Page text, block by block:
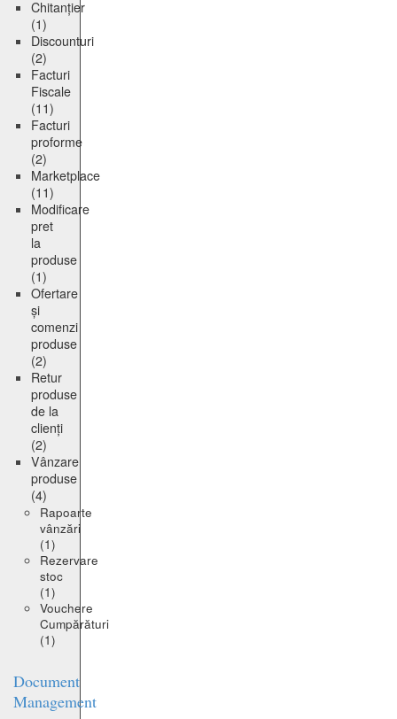
Chitanțier
(1)
Discounturi
(2)
Facturi
Fiscale
(11)
Facturi
proforme
(2)
Marketplace
(11)
Modificare
pret
la
produse
(1)
Ofertare
și
comenzi
produse
(2)
Retur
produse
de la
clienți
(2)
Vânzare
produse
(4)
Rapoarte
vânzări
(1)
Rezervare
stoc
(1)
Vouchere
Cumpărături
(1)
Document
Management